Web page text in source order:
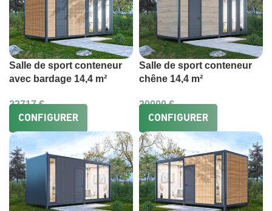
Salle de sport conteneur
avec bardage 14,4 m²
22717€
CONFIGURER
Salle de sport conteneur
chêne 14,4 m²
20000€
CONFIGURER